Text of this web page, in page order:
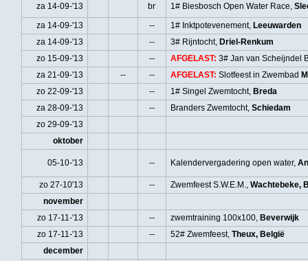
za 14-09-'13
br 1# Biesbosch Open Water Race,
za 14-09-'13
-- 1# Inktpotevenement, Leeuwarden
za 14-09-'13
-- 3# Rijntocht, Driel-Renkum
zo 15-09-'13
-- AFGELAST: 3# Jan van Scheijndel
za 21-09-'13
-- -- AFGELAST: Slotfeest in Zwembad
zo 22-09-'13
-- 1# Singel Zwemtocht, Breda
za 28-09-'13
-- Branders Zwemtocht, Schiedam
zo 29-09-'13
oktober
05-10-'13 -- Kalendervergadering open water,
zo 27-10'13 -- Zwemfeest S.W.E.M., Wachtebeke,
november
zo 17-11-'13
-- zwemtraining 100x100, Beverwijk
zo 17-11-'13
-- 52# Zwemfeest, Theux, België
december